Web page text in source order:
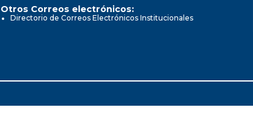
Otros Correos electrónicos:
Directorio de Correos Electrónicos Institucionales